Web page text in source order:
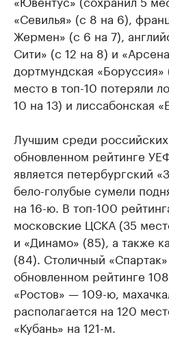
«Севилья» (с 8 на 6),
Жермен» (с 6 на 7),
Сити» (с 12 на 8) и
дортмундская «Боруссия»
место в топ-10 потеряли
10 на 13) и лиссабонская
Лучшим среди российских
обновленном рейтинге
является петербургский
бело-голубые сумели
на 16-ю. В топ-100
московские ЦСКА (35
и «Динамо» (85), а также
(84). Столичный
обновленном рейтинге
«Ростов» — 109-ю,
располагается на 120
«Кубань» на 121-м.